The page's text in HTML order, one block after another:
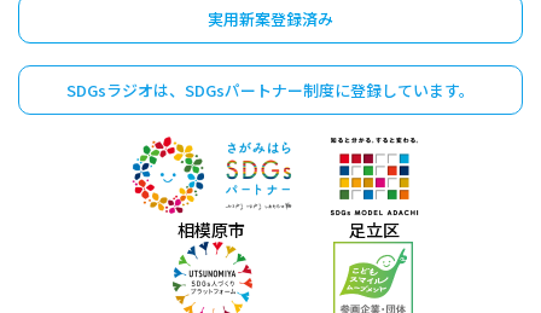
実用新案登録済み
SDGsラジオは、 SDGsパートナー制度に登録しています。
相模原市 足立区